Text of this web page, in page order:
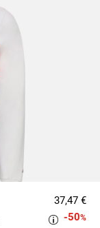
37,47 €
-50%